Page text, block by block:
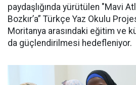
paydaşlığında yürütülen "Mavi
Bozkır’a” Türkçe Yaz Okulu
Moritanya arasındaki eğitim ve
da güçlendirilmesi hedefleniyor.